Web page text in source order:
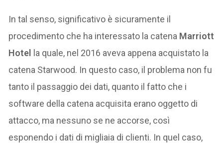
In tal senso, significativo è sicuramente il
procedimento che ha interessato la catena Marriott
Hotel la quale, nel 2016 aveva appena acquistato la
catena Starwood. In questo caso, il problema non fu
tanto il passaggio dei dati, quanto il fatto che i
software della catena acquisita erano oggetto di
attacco, ma nessuno se ne accorse, così
esponendo i dati di migliaia di clienti. In quel caso,